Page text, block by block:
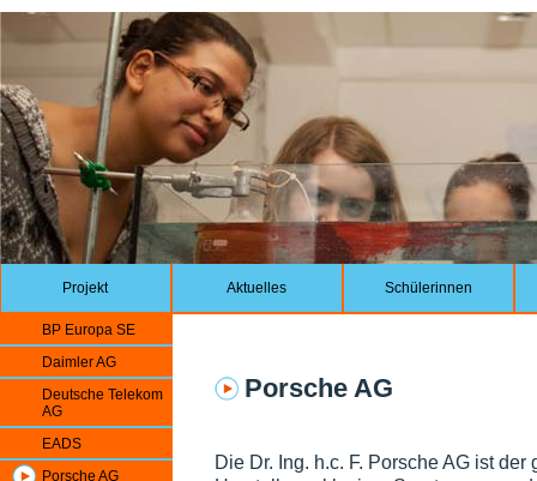
Projekt Aktuelles Schülerinnen
BP Europa SE
Daimler AG
Deutsche Telekom
AG
EADS
Porsche AG
Porsche AG
Die Dr. Ing. h.c. F. Porsche AG ist